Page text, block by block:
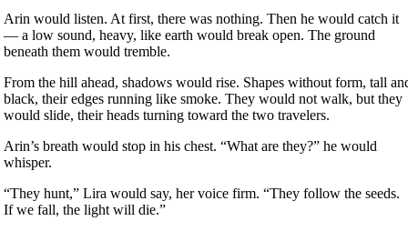
Arin would listen. At first, there was nothing. Then he would catch it
— a low sound, heavy, like earth would break open. The ground
beneath them would tremble.
From the hill ahead, shadows would rise. Shapes without form, tall
black, their edges running like smoke. They would not walk, but they
would slide, their heads turning toward the two travelers.
Arin’s breath would stop in his chest. “What are they?” he would
whisper.
“They hunt,” Lira would say, her voice firm. “They follow the seeds.
If we fall, the light will die.”